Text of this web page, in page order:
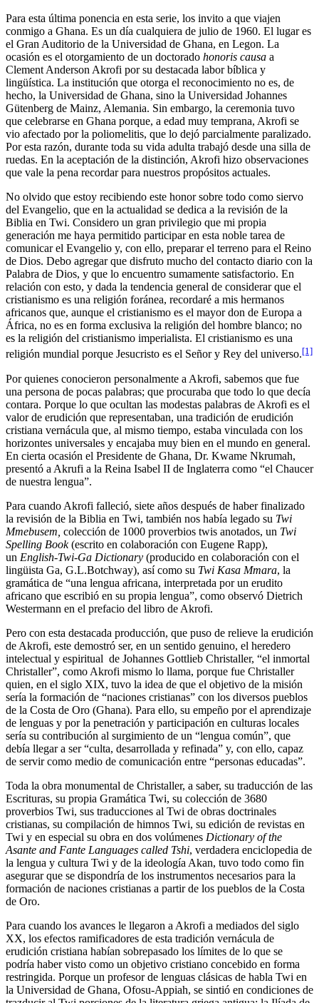
Para esta última ponencia en esta serie, los invito a que viajen
conmigo a Ghana. Es un día cualquiera de julio de 1960. El lugar es
el Gran Auditorio de la Universidad de Ghana, en Legon. La
ocasión es el otorgamiento de un doctorado honoris causa a
Clement Anderson Akrofi por su destacada labor bíblica y
lingüística. La institución que otorga el reconocimiento no es, de
hecho, la Universidad de Ghana, sino la Universidad Johannes
Gütenberg de Mainz, Alemania. Sin embargo, la ceremonia tuvo
que celebrarse en Ghana porque, a edad muy temprana, Akrofi se
vio afectado por la poliomelitis, que lo dejó parcialmente paralizado.
Por esta razón, durante toda su vida adulta trabajó desde una silla de
ruedas. En la aceptación de la distinción, Akrofi hizo observaciones
que vale la pena recordar para nuestros propósitos actuales.
No olvido que estoy recibiendo este honor sobre todo como siervo
del Evangelio, que en la actualidad se dedica a la revisión de la
Biblia en Twi. Considero un gran privilegio que mi propia
generación me haya permitido participar en esta noble tarea de
comunicar el Evangelio y, con ello, preparar el terreno para el Reino
de Dios. Debo agregar que disfruto mucho del contacto diario con la
Palabra de Dios, y que lo encuentro sumamente satisfactorio. En
relación con esto, y dada la tendencia general de considerar que el
cristianismo es una religión foránea, recordaré a mis hermanos
africanos que, aunque el cristianismo es el mayor don de Europa a
África, no es en forma exclusiva la religión del hombre blanco; no
es la religión del cristianismo imperialista. El cristianismo es una
religión mundial porque Jesucristo es el Señor y Rey del universo.[1]
Por quienes conocieron personalmente a Akrofi, sabemos que fue
una persona de pocas palabras; que procuraba que todo lo que decía
contara. Porque lo que ocultan las modestas palabras de Akrofi es el
valor de erudición que representaban, una tradición de erudición
cristiana vernácula que, al mismo tiempo, estaba vinculada con los
horizontes universales y encajaba muy bien en el mundo en general.
En cierta ocasión el Presidente de Ghana, Dr. Kwame Nkrumah,
presentó a Akrufi a la Reina Isabel II de Inglaterra como “el Chaucer
de nuestra lengua”.
Para cuando Akrofi falleció, siete años después de haber finalizado
la revisión de la Biblia en Twi, también nos había legado su Twi
Mmebusem, colección de 1000 proverbios twis anotados, un Twi
Spelling Book(escrito en colaboración con Eugene Rapp),
un English-Twi-Ga Dictionary (producido en colaboración con el
lingüista Ga, G.L.Botchway), así como su Twi Kasa Mmara, la
gramática de “una lengua africana, interpretada por un erudito
africano que escribió en su propia lengua”, como observó Dietrich
Westermann en el prefacio del libro de Akrofi.
Pero con esta destacada producción, que puso de relieve la erudición
de Akrofi, este demostró ser, en un sentido genuino, el heredero
intelectual y espiritual de Johannes Gottlieb Christaller, “el inmortal
Christaller”, como Akrofi mismo lo llama, porque fue Christaller
quien, en el siglo XIX, tuvo la idea de que el objetivo de la misión
sería la formación de “naciones cristianas” con los diversos pueblos
de la Costa de Oro (Ghana). Para ello, su empeño por el aprendizaje
de lenguas y por la penetración y participación en culturas locales
sería su contribución al surgimiento de un “lengua común”, que
debía llegar a ser “culta, desarrollada y refinada” y, con ello, capaz
de servir como medio de comunicación entre “personas educadas”.
Toda la obra monumental de Christaller, a saber, su traducción de las
Escrituras, su propia Gramática Twi, su colección de 3680
proverbios Twi, sus traducciones al Twi de obras doctrinales
cristianas, su compilación de himnos Twi, su edición de revistas en
Twi y en especial su obra en dos volúmenes Dictionary of the
Asante and Fante Languages called Tshi, verdadera enciclopedia de
la lengua y cultura Twi y de la ideología Akan, tuvo todo como fin
asegurar que se dispondría de los instrumentos necesarios para la
formación de naciones cristianas a partir de los pueblos de la Costa
de Oro.
Para cuando los avances le llegaron a Akrofi a mediados del siglo
XX, los efectos ramificadores de esta tradición vernácula de
erudición cristiana habían sobrepasado los límites de lo que se
podría haber visto como un objetivo cristiano concebido en forma
restringida. Porque un profesor de lenguas clásicas de habla Twi en
la Universidad de Ghana, Ofosu-Appiah, se sintió en condiciones de